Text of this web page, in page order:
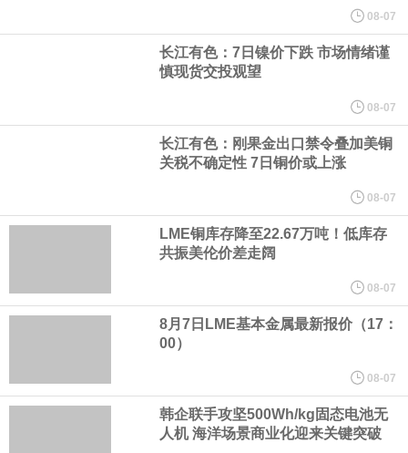
美国总统特朗普6日否认他对国防部长赫格塞思不满，称对赫格塞思
他与赫格塞思就弹药短缺问题发生冲突的报道是“完全没有根据的谣
纽约期银突破64美元/盎司，日内涨3.91%。
据报道，威刚近日在法说会上表示，在需求增加、价格走高及货源
稳定的三大有利因素带动下，预期第3季度营运将优于第2季度，并
美国国会预算办公室（CBO）于当地时间5日发布报告称，美国海军
08-07
长江有色：7日镍价下跌 市场情绪谨
慎现货交投观望
08-07
长江有色：刚果金出口禁令叠加美铜
关税不确定性 7日铜价或上涨
08-07
LME铜库存降至22.67万吨！低库存
共振美伦价差走阔
08-07
8月7日LME基本金属最新报价（17：
00）
08-07
韩企联手攻坚500Wh/kg固态电池无
人机 海洋场景商业化迎来关键突破